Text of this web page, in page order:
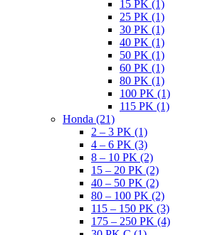
15 PK (1)
25 PK (1)
30 PK (1)
40 PK (1)
50 PK (1)
60 PK (1)
80 PK (1)
100 PK (1)
115 PK (1)
Honda (21)
2 – 3 PK (1)
4 – 6 PK (3)
8 – 10 PK (2)
15 – 20 PK (2)
40 – 50 PK (2)
80 – 100 PK (2)
115 – 150 PK (3)
175 – 250 PK (4)